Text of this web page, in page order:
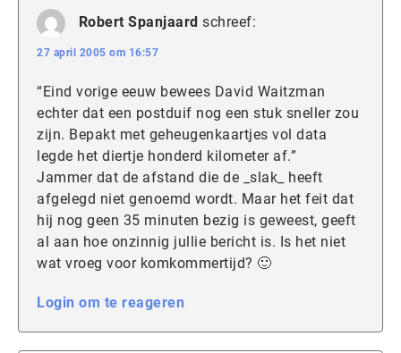
Robert Spanjaard schreef:
27 april 2005 om 16:57
“Eind vorige eeuw bewees David Waitzman
echter dat een postduif nog een stuk sneller zou
zijn. Bepakt met geheugenkaartjes vol data
legde het diertje honderd kilometer af.”
Jammer dat de afstand die de _slak_ heeft
afgelegd niet genoemd wordt. Maar het feit dat
hij nog geen 35 minuten bezig is geweest, geeft
al aan hoe onzinnig jullie bericht is. Is het niet
wat vroeg voor komkommertijd? 🙂
Login om te reageren